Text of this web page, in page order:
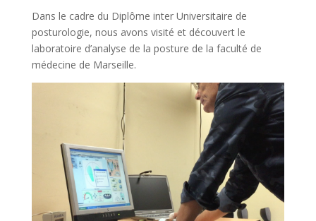
Dans le cadre du Diplôme inter Universitaire de
posturologie, nous avons visité et découvert le
laboratoire d’analyse de la posture de la faculté de
médecine de Marseille.